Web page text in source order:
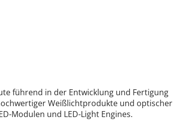
führend in der Entwicklung und Fertigung
Weißlichtprodukte und optischer
Modulen und LED-Light Engines.